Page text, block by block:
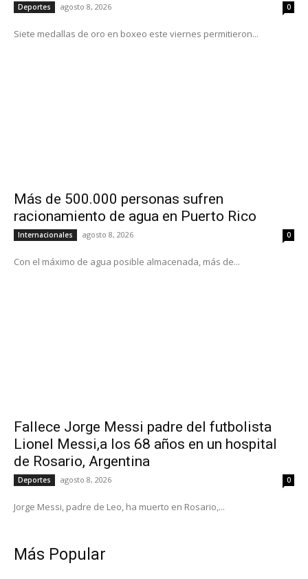
Deportes agosto 8, 2026 0
Siete medallas de oro en boxeo este viernes permitieron...
Más de 500.000 personas sufren
racionamiento de agua en Puerto Rico
Internacionales agosto 8, 2026 0
Con el máximo de agua posible almacenada, más de...
Fallece Jorge Messi padre del futbolista
Lionel Messi,a los 68 años en un hospital
de Rosario, Argentina
Deportes agosto 8, 2026 0
Jorge Messi, padre de Leo, ha muerto en Rosario,...
Más Popular